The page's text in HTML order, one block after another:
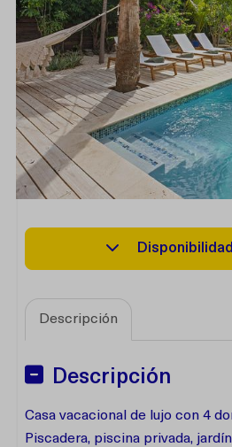
Descripción
Descripción
Casa vacacional de lujo con 4
Piscadera, piscina privada,